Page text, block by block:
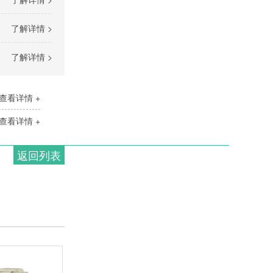
了解详情 >
了解详情 >
看详情 +
看详情 +
返回列表